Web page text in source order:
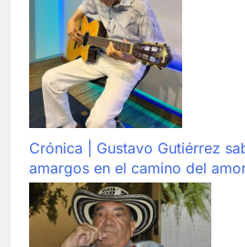
Crónica | Gustavo Gutiérrez
amargos en el camino del